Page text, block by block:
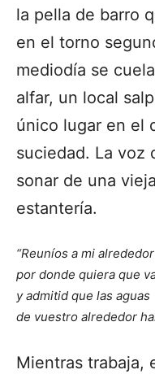
la pella de barro
en el torno
mediodía se
alfar, un local
único lugar en el
suciedad. La voz
sonar de una
estantería.
“Reuníos a mi
por donde quiera que
y admitid que las aguas
de vuestro alrededor
Mientras trabaja,